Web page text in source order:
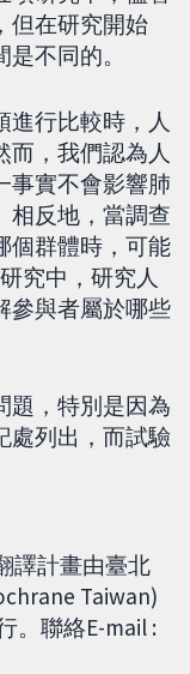
但在研究開始
不同的。
進行比較時，人
而，我們認為人
事實不會影響肺
相反地，當調查
個群體時，可能
究中，研究人
參與者屬於哪些
題，特別是因為
處列出，而試驗
譯計畫由臺北
Taiwan)
。聯絡E-mail :